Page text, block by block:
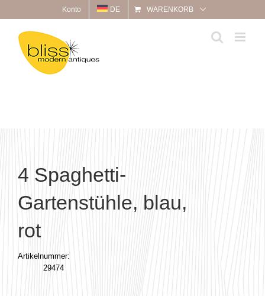
Inhalt
springen
Konto DE WARENKORB
4 Spaghetti-
Gartenstühle, blau,
rot
Artikelnummer:
29474